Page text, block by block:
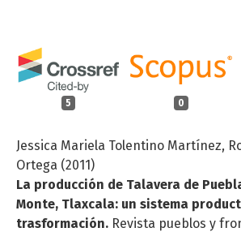
5 0
Jessica Mariela Tolentino Martínez,
Ortega (2011)
La producción de Talavera de
Monte, Tlaxcala: un sistema
trasformación. Revista pueblos y